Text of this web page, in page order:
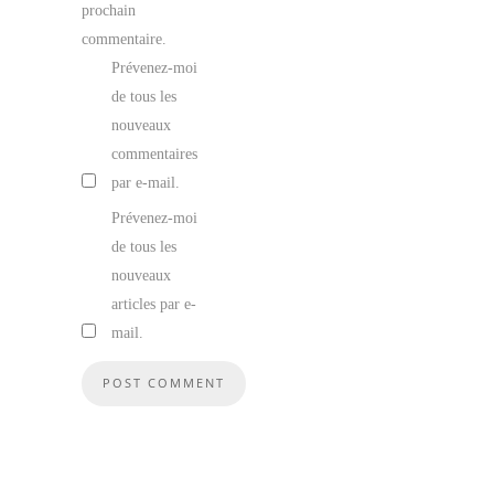
prochain
commentaire.
Prévenez-moi
de tous les
nouveaux
commentaires
par e-mail.
Prévenez-moi
de tous les
nouveaux
articles par e-
mail.